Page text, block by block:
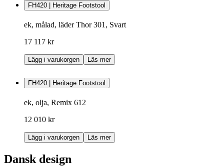
FH420 | Heritage Footstool
ek, målad, läder Thor 301, Svart
17 117 kr
Lägg i varukorgen Läs mer
FH420 | Heritage Footstool
ek, olja, Remix 612
12 010 kr
Lägg i varukorgen Läs mer
Dansk design